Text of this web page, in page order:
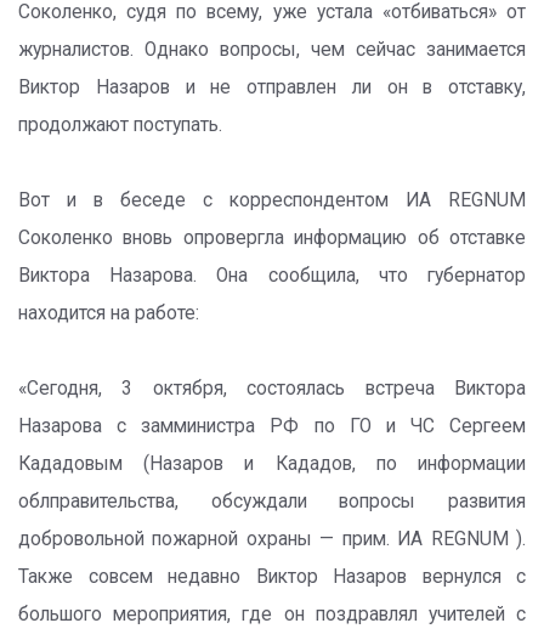
Соколенко, судя по всему, уже устала «отбиваться» от
журналистов. Однако вопросы, чем сейчас занимается
Виктор Назаров и не отправлен ли он в отставку,
продолжают поступать.
Вот и в беседе с корреспондентом ИА REGNUM
Соколенко вновь опровергла информацию об отставке
Виктора Назарова. Она сообщила, что губернатор
находится на работе:
«Сегодня, 3 октября, состоялась встреча Виктора
Назарова с замминистра РФ по ГО и ЧС Сергеем
Кададовым (Назаров и Кададов, по информации
облправительства, обсуждали вопросы развития
добровольной пожарной охраны — прим. ИА REGNUM ).
Также совсем недавно Виктор Назаров вернулся с
большого мероприятия, где он поздравлял учителей с